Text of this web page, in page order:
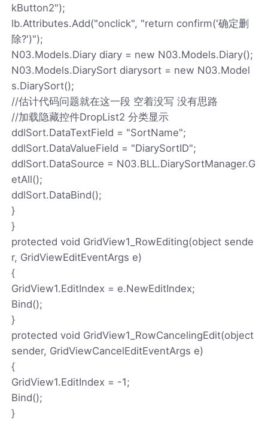
kButton2");
lb.Attributes.Add("onclick", "return confirm('确定删
除?')");
N03.Models.Diary diary = new N03.Models.Diary();
N03.Models.DiarySort diarysort = new N03.Model
s.DiarySort();
//估计代码问题就在这一段 空着没写 没有思路
//加载隐藏控件DropList2 分类显示
ddlSort.DataTextField = "SortName";
ddlSort.DataValueField = "DiarySortID";
ddlSort.DataSource = N03.BLL.DiarySortManager.G
etAll();
ddlSort.DataBind();
}
}
protected void GridView1_RowEditing(object sende
r, GridViewEditEventArgs e)
{
GridView1.EditIndex = e.NewEditIndex;
Bind();
}
protected void GridView1_RowCancelingEdit(object
sender, GridViewCancelEditEventArgs e)
{
GridView1.EditIndex = -1;
Bind();
}